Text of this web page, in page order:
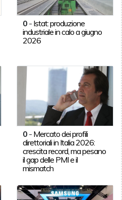
0 - Istat: produzione
industriale in calo a giugno
2026
0 - Mercato dei profili
direttoriali in Italia 2026:
crescita record, ma pesano
il gap delle PMI e il
mismatch